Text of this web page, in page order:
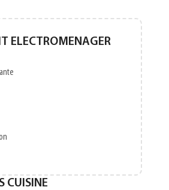
ELECTROMENAGER
CUISINE